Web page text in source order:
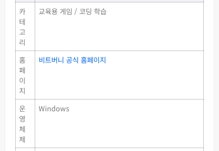
카
테
고
리
교육용 게임 / 코딩 학습
홈
페
이
지
비트버니 공식 홈페이지
운
영
체
제
Windows